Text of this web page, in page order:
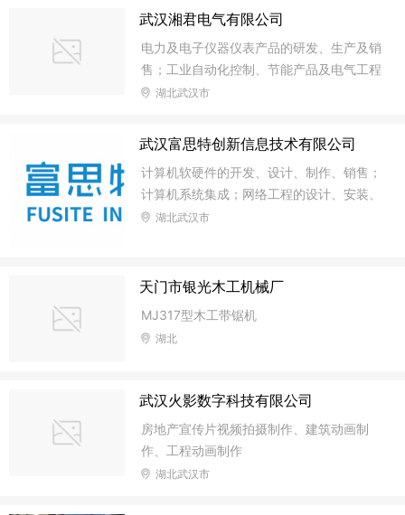
保护服务;水土流失防治服务;土地调查评估
服务;水泥制品制造;水泥制品销售;轻质建筑
材料制造;轻质建筑材料销售;承接总公司工
程建设业务;对外承包工程;园林绿化工程施
工;土石方工程施工。（除许可业务外，可
目）许可项目 ： 建设工程施工。（依法须
经营活动，具
武汉湘君电气有限公司
电力及电子仪器仪表产品的研发、生产及销
售；工业自动化控制、节能产品及电气工程
服务；清洁能源集成及节能服务管理；高低
备安装工程施工；能源信息化与能源互联网
的建设；电网运行维护及咨询服务；售电业
务；承装（修、试）电力设施四级（凭许可
证在核定期限内经营）。（依法须经批准的
项目、经相关部门批准后方可开展经营活
湖北武汉市
武汉富思特创新信息技术有限公司
计算机软硬件的开发、设计、制作、销售；
计算机系统集成；网络工程的设计、安装、
测试、维护、技术咨询、技术服务；计算机
的项目，经相关部门审批后方可开展经营活
湖北武汉市
天门市银光木工机械厂
MJ317型木工带锯机
湖北
武汉火影数字科技有限公司
房地产宣传片视频拍摄制作、建筑动画制
作、工程动画制作
湖北武汉市